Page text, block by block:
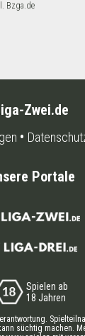
Bzga.de
Zwei.de
Portale
Spielen ab
18 Jahren
süchtig machen.